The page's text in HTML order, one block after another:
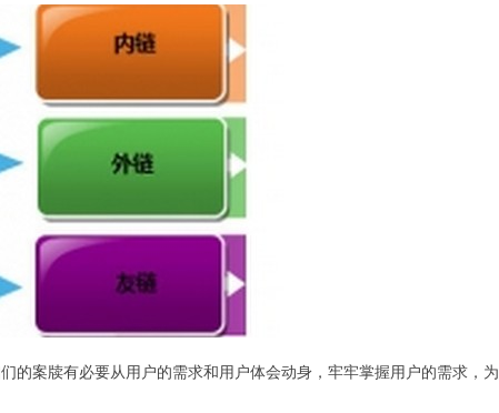
的案牍有必要从用户的需求和用户体会动身，牢牢掌握用户的需求，为